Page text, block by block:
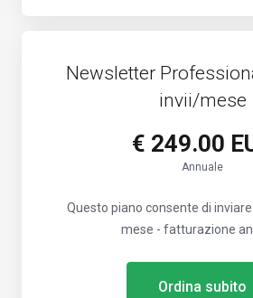
Newsletter
invii/mese
€ 249.00
Annuale
Questo piano consente di
mese - fatturazione
Ordina subito